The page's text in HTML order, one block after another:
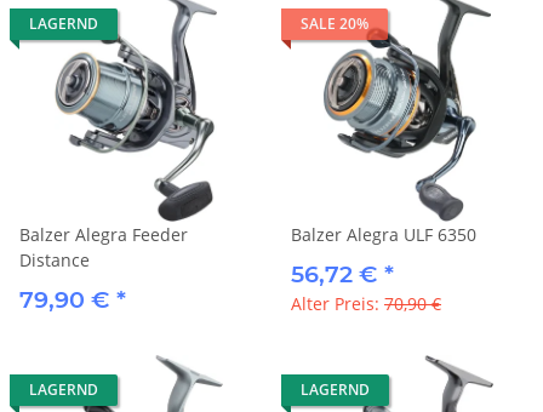
LAGERND
Balzer Alegra Feeder
Distance
79,90 € *
SALE 20%
Balzer Alegra ULF 6350
56,72 € *
Alter Preis: 70,90 €
LAGERND LAGERND